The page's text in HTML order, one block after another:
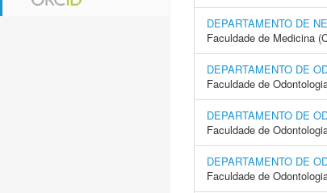
DEPARTAMENTO DE
Faculdade de Medicina
DEPARTAMENTO DE
Faculdade de
DEPARTAMENTO DE
Faculdade de
DEPARTAMENTO DE
Faculdade de